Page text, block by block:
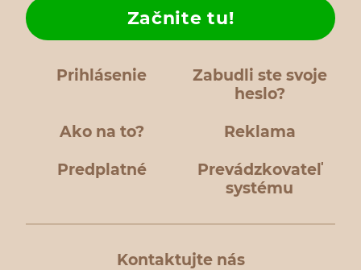
Prihlásenie
Zabudli ste svoje
heslo?
Ako na to?
Začnite tu!
Reklama
Predplatné
Prevádzkovateľ
systému
Kontaktujte nás